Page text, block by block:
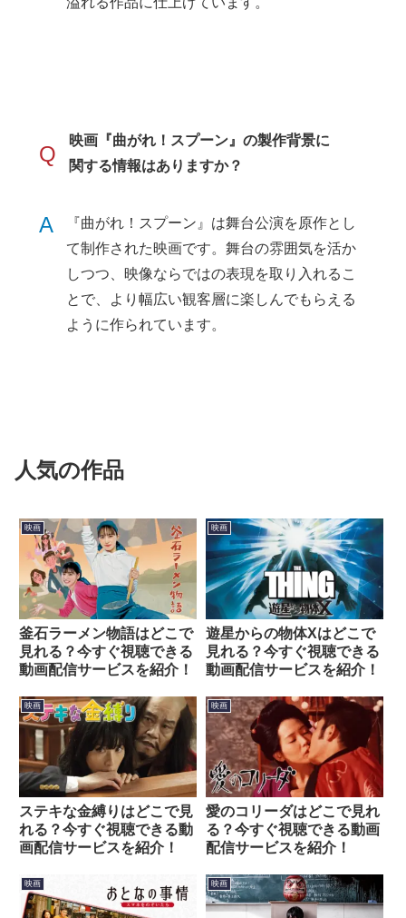
Q
映画『曲がれ！スプーン』の製作背景に
関する情報はありますか？
A
『曲がれ！スプーン』は舞台公演を原作とし
て制作された映画です。舞台の雰囲気を活か
しつつ、映像ならではの表現を取り入れるこ
とで、より幅広い観客層に楽しんでもらえる
ように作られています。
人気の作品
映画
釜石ラーメン物語はどこで
見れる？今すぐ視聴できる
動画配信サービスを紹介！
映画
遊星からの物体Xはどこで
見れる？今すぐ視聴できる
動画配信サービスを紹介！
映画
ステキな金縛りはどこで見
れる？今すぐ視聴できる動
画配信サービスを紹介！
映画
愛のコリーダはどこで見れ
る？今すぐ視聴できる動画
配信サービスを紹介！
映画 映画